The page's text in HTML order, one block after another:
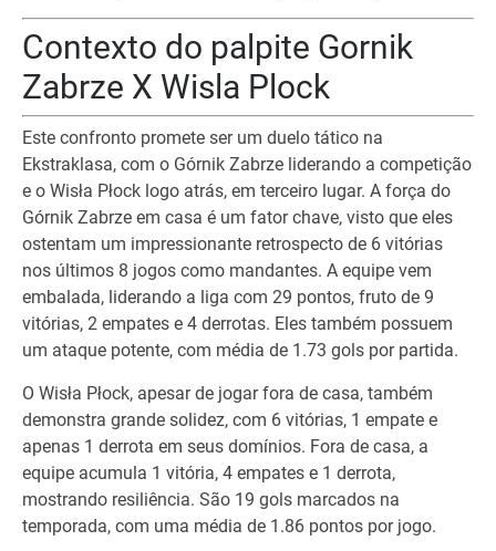
Contexto do palpite Gornik
Zabrze X Wisla Plock
Este confronto promete ser um duelo tático na
Ekstraklasa, com o Górnik Zabrze liderando a competição
e o Wisła Płock logo atrás, em terceiro lugar. A força do
Górnik Zabrze em casa é um fator chave, visto que eles
ostentam um impressionante retrospecto de 6 vitórias
nos últimos 8 jogos como mandantes. A equipe vem
embalada, liderando a liga com 29 pontos, fruto de 9
vitórias, 2 empates e 4 derrotas. Eles também possuem
um ataque potente, com média de 1.73 gols por partida.
O Wisła Płock, apesar de jogar fora de casa, também
demonstra grande solidez, com 6 vitórias, 1 empate e
apenas 1 derrota em seus domínios. Fora de casa, a
equipe acumula 1 vitória, 4 empates e 1 derrota,
mostrando resiliência. São 19 gols marcados na
temporada, com uma média de 1.86 pontos por jogo.